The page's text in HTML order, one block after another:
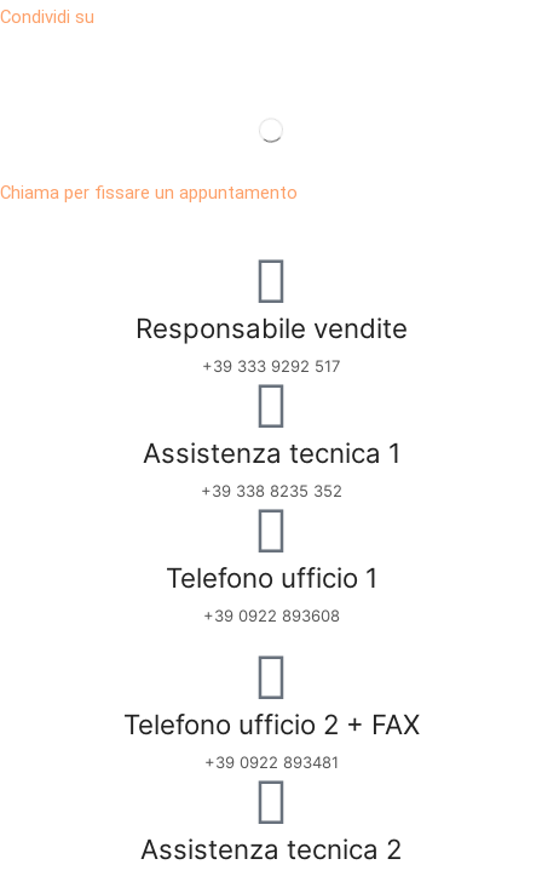
Condividi su
Chiama per fissare un appuntamento
Responsabile vendite
+39 333 9292 517
Assistenza tecnica 1
+39 338 8235 352
Telefono ufficio 1
+39 0922 893608
Telefono ufficio 2 + FAX
+39 0922 893481
Assistenza tecnica 2